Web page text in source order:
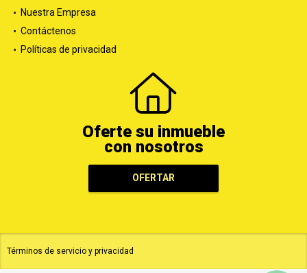
Nuestra Empresa
Contáctenos
Políticas de privacidad
Oferte su inmueble
con nosotros
OFERTAR
Términos de servicio y privacidad